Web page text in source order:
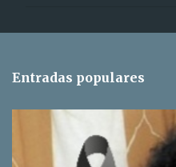
r
Entradas populares